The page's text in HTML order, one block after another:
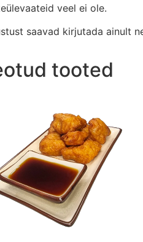
veel ei ole.
saavad kirjutada ainult
tooted